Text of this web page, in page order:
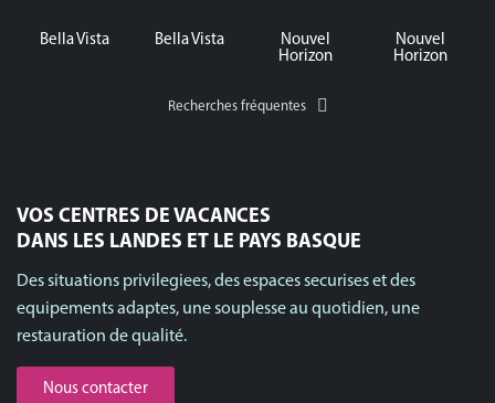
Bella Vista Bella Vista
Nouvel
Horizon
Nouvel
Horizon
Recherches fréquentes
VOS CENTRES DE VACANCES
DANS LES LANDES ET LE PAYS BASQUE
Des situations privilegiees, des espaces securises et des
equipements adaptes, une souplesse au quotidien, une
restauration de qualité.
Nous contacter